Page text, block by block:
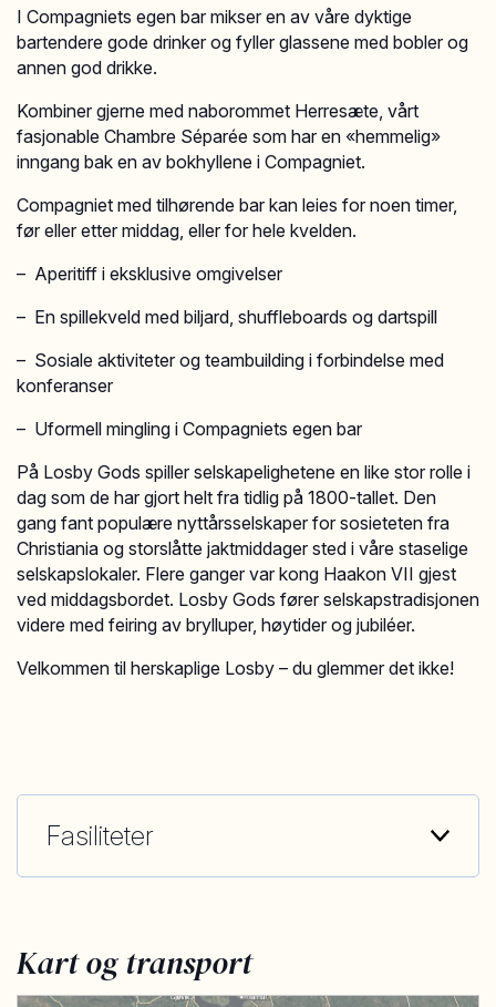
I Compagniets egen bar mikser en av våre dyktige
bartendere gode drinker og fyller glassene med bobler og
annen god drikke.
Kombiner gjerne med naborommet Herresæte, vårt
fasjonable Chambre Séparée som har en «hemmelig»
inngang bak en av bokhyllene i Compagniet.
Compagniet med tilhørende bar kan leies for noen timer,
før eller etter middag, eller for hele kvelden.
– Aperitiff i eksklusive omgivelser
– En spillekveld med biljard, shuffleboards og dartspill
– Sosiale aktiviteter og teambuilding i forbindelse med
konferanser
– Uformell mingling i Compagniets egen bar
På Losby Gods spiller selskapelighetene en like stor rolle i
dag som de har gjort helt fra tidlig på 1800-tallet. Den
gang fant populære nyttårsselskaper for sosieteten fra
Christiania og storslåtte jaktmiddager sted i våre staselige
selskapslokaler. Flere ganger var kong Haakon VII gjest
ved middagsbordet. Losby Gods fører selskapstradisjonen
videre med feiring av brylluper, høytider og jubiléer.
Velkommen til herskaplige Losby – du glemmer det ikke!
Fasiliteter
Kart og transport